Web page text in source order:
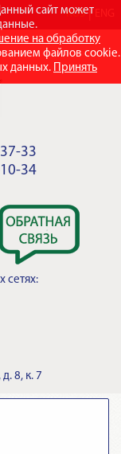
сайт может
на обработку
файлов cookie.
данных. Принять
RUS
33
34
сетях:
8, к. 7